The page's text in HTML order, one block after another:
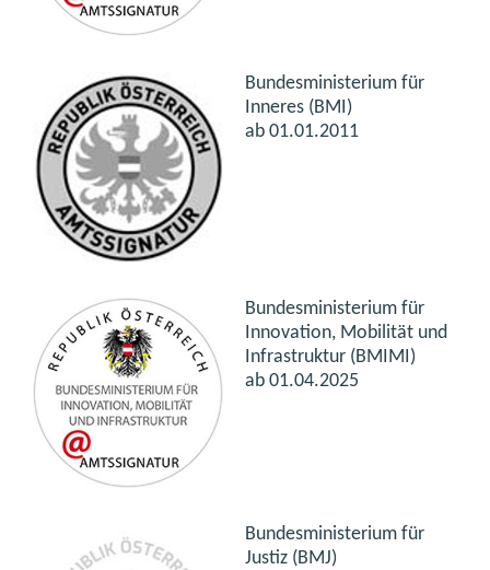
Bundesministerium für
Inneres (BMI)
ab 01.01.2011
Bundesministerium für
Innovation, Mobilität und
Infrastruktur (BMIMI)
ab 01.04.2025
Bundesministerium für
Justiz (BMJ)